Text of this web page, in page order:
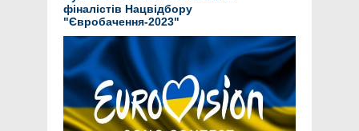
фіналістів Нацвідбору
"Євробачення-2023"